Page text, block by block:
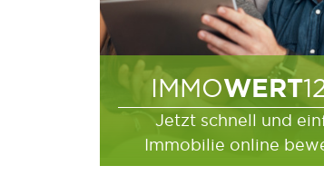
IMMOWERT
Jetzt schnell und
Immobilie online